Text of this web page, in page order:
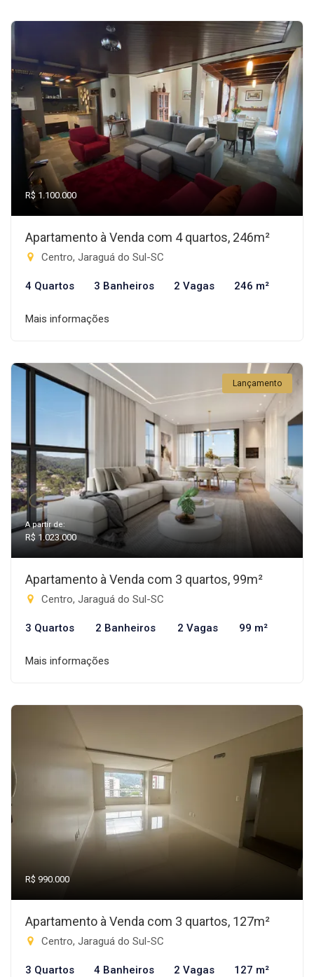
R$ 1.100.000
Apartamento à Venda com 4 quartos, 246m²
Centro, Jaraguá do Sul-SC
4 Quartos 3 Banheiros 2 Vagas 246 m²
Mais informações
Lançamento
A partir de:
R$ 1.023.000
Apartamento à Venda com 3 quartos, 99m²
Centro, Jaraguá do Sul-SC
3 Quartos 2 Banheiros 2 Vagas 99 m²
Mais informações
R$ 990.000
Apartamento à Venda com 3 quartos, 127m²
Centro, Jaraguá do Sul-SC
3 Quartos 4 Banheiros 2 Vagas 127 m²